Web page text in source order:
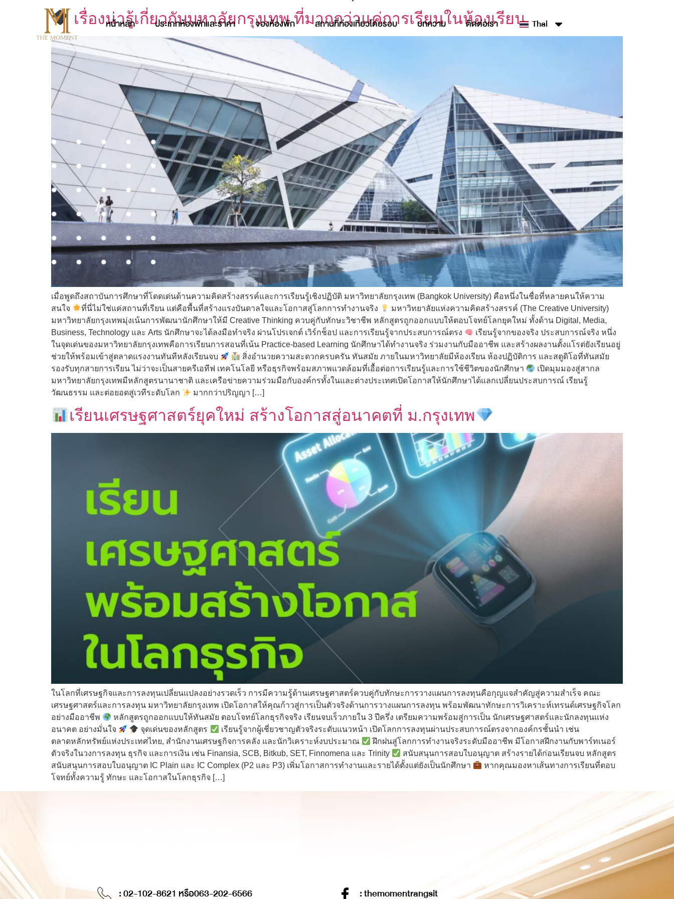
หน้าหลัก ประเภทห้องพักและราคา จองห้องพัก สถานที่ท่องเที่ยวโดยรอบ บทความ ติดต่อเรา Thai
เรื่องน่ารู้เกี่ยวกับมหาลัยกรุงเทพ ที่มากกว่าแค่การเรียนในห้องเรียน
เมื่อพูดถึงสถาบันการศึกษาที่โดดเด่นด้านความคิดสร้างสรรค์และการเรียนรู้เชิงปฏิบัติ มหาวิทยาลัยกรุงเทพ (Bangkok University) คือหนึ่งในชื่อที่หลายคนให้ความ
สนใจ
ที่นี่ไม่ใช่แค่สถานที่เรียน แต่คือพื้นที่สร้างแรงบันดาลใจและโอกาสสู่โลกการทำงานจริง
มหาวิทยาลัยแห่งความคิดสร้างสรรค์ (The Creative University)
มหาวิทยาลัยกรุงเทพมุ่งเน้นการพัฒนานักศึกษาให้มี Creative Thinking ควบคู่กับทักษะวิชาชีพ หลักสูตรถูกออกแบบให้ตอบโจทย์โลกยุคใหม่ ทั้งด้าน Digital, Media,
Business, Technology และ Arts นักศึกษาจะได้ลงมือทำจริง ผ่านโปรเจกต์ เวิร์กช็อป และการเรียนรู้จากประสบการณ์ตรง
เรียนรู้จากของจริง ประสบการณ์จริง หนึ่ง
ในจุดเด่นของมหาวิทยาลัยกรุงเทพคือการเรียนการสอนที่เน้น Practice-based Learning นักศึกษาได้ทำงานจริง ร่วมงานกับมืออาชีพ และสร้างผลงานตั้งแโรต่ยังเรียนอยู่
ช่วยให้พร้อมเข้าสู่ตลาดแรงงานทันทีหลังเรียนจบ
สิ่งอำนวยความสะดวกครบครัน ทันสมัย ภายในมหาวิทยาลัยมีห้องเรียน ห้องปฏิบัติการ และสตูดิโอที่ทันสมัย
รองรับทุกสายการเรียน ไม่ว่าจะเป็นสายครีเอทีฟ เทคโนโลยี หรือธุรกิจพร้อมสภาพแวดล้อมที่เอื้อต่อการเรียนรู้และการใช้ชีวิตของนักศึกษา
เปิดมุมมองสู่สากล
มหาวิทยาลัยกรุงเทพมีหลักสูตรนานาชาติ และเครือข่ายความร่วมมือกับองค์กรทั้งในและต่างประเทศเปิดโอกาสให้นักศึกษาได้แลกเปลี่ยนประสบการณ์ เรียนรู้
วัฒนธรรม และต่อยอดสู่เวทีระดับโลก
มากกว่าปริญญา […]
เรียนเศรษฐศาสตร์ยุคใหม่ สร้างโอกาสสู่อนาคตที่ ม.กรุงเทพ
ในโลกที่เศรษฐกิจและการลงทุนเปลี่ยนแปลงอย่างรวดเร็ว การมีความรู้ด้านเศรษฐศาสตร์ควบคู่กับทักษะการวางแผนการลงทุนคือกุญแจสำคัญสู่ความสำเร็จ คณะ
เศรษฐศาสตร์และการลงทุน มหาวิทยาลัยกรุงเทพ เปิดโอกาสให้คุณก้าวสู่การเป็นตัวจริงด้านการวางแผนการลงทุน พร้อมพัฒนาทักษะการวิเคราะห์เทรนด์เศรษฐกิจโลก
อย่างมืออาชีพ
หลักสูตรถูกออกแบบให้ทันสมัย ตอบโจทย์โลกธุรกิจจริง เรียนจบเร็วภายใน 3 ปีครึ่ง เตรียมความพร้อมสู่การเป็น นักเศรษฐศาสตร์และนักลงทุนแห่ง
อนาคต อย่างมั่นใจ
จุดเด่นของหลักสูตร
เรียนรู้จากผู้เชี่ยวชาญตัวจริงระดับแนวหน้า เปิดโลกการลงทุนผ่านประสบการณ์ตรงจากองค์กรชั้นนำ เช่น
ตลาดหลักทรัพย์แห่งประเทศไทย, สำนักงานเศรษฐกิจการคลัง และนักวิเคราะห์งบประมาณ
ฝึกฝนสู่โลกการทำงานจริงระดับมืออาชีพ มีโอกาสฝึกงานกับพาร์ทเนอร์
ตัวจริงในวงการลงทุน ธุรกิจ และการเงิน เช่น Finansia, SCB, Bitkub, SET, Finnomena และ Trinity
สนับสนุนการสอบใบอนุญาต สร้างรายได้ก่อนเรียนจบ หลักสูตร
สนับสนุนการสอบใบอนุญาต IC Plain และ IC Complex (P2 และ P3) เพิ่มโอกาสการทำงานและรายได้ตั้งแต่ยังเป็นนักศึกษา
หากคุณมองหาเส้นทางการเรียนที่ตอบ
โจทย์ทั้งความรู้ ทักษะ และโอกาสในโลกธุรกิจ […]
: 02-102-8621 หรือ063-202-6566 : themomentrangsit